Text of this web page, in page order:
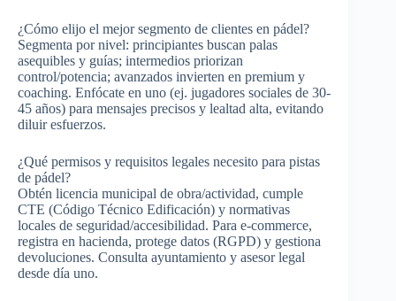
¿Cómo elijo el mejor segmento de clientes en pádel?
Segmenta por nivel: principiantes buscan palas
asequibles y guías; intermedios priorizan
control/potencia; avanzados invierten en premium y
coaching. Enfócate en uno (ej. jugadores sociales de 30-
45 años) para mensajes precisos y lealtad alta, evitando
diluir esfuerzos.​
¿Qué permisos y requisitos legales necesito para pistas
de pádel?
Obtén licencia municipal de obra/actividad, cumple
CTE (Código Técnico Edificación) y normativas
locales de seguridad/accesibilidad. Para e-commerce,
registra en hacienda, protege datos (RGPD) y gestiona
devoluciones. Consulta ayuntamiento y asesor legal
desde día uno.​